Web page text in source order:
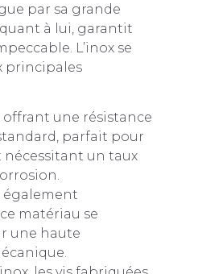
par sa grande
quant à lui, garantit
L’inox se
principales
offrant une résistance
parfait pour
un taux
également
matériau se
une haute